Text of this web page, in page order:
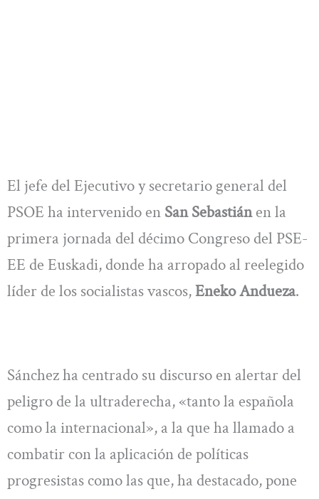
El jefe del Ejecutivo y secretario general del
PSOE ha intervenido en San Sebastiánen la
primera jornada del décimo Congreso del PSE-
EE de Euskadi, donde ha arropado al reelegido
líder de los socialistas vascos,Eneko Andueza.
Sánchez ha centrado su discurso en alertar del
peligro de la ultraderecha, «tanto la española
como la internacional», a la que ha llamado a
combatir con la aplicación de políticas
progresistas como las que, ha destacado, pone